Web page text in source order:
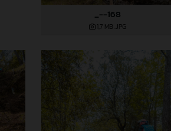
_--168
1,7 MB .JPG